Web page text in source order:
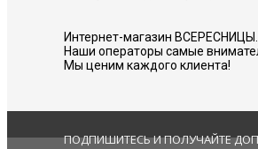
Интернет-магазин
Наши операторы самые
Мы ценим каждого клиента!
ПОДПИШИТЕСЬ И ПОЛУЧАЙТЕ